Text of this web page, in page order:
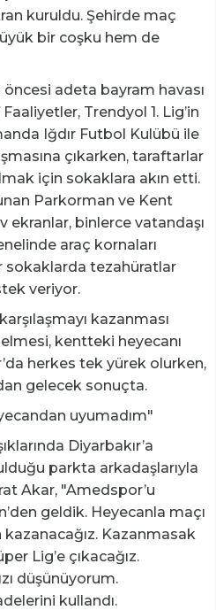
kuruldu. Şehirde maç
bir coşku hem de
öncesi adeta bayram havası
Trendyol 1. Lig’in
Iğdır Futbol Kulübü ile
çıkarken, taraftarlar
için sokaklara akın etti.
Parkorman ve Kent
ekranlar, binlerce vatandaşı
araç kornaları
sokaklarda tezahüratlar
veriyor.
kazanması
kentteki heyecanı
herkes tek yürek olurken,
gelecek sonuçta.
uyumadım"
Diyarbakır’a
parkta arkadaşlarıyla
Akar, "Amedspor’u
geldik. Heyecanla maçı
Kazanmasak
Lig’e çıkacağız.
düşünüyorum.
kullandı.